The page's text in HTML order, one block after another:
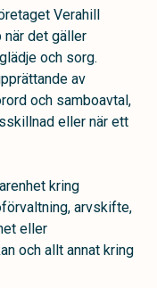
Verahill
när det gäller
och sorg.
av
och samboavtal,
eller när ett
kring
arvskifte,
eller
och allt annat kring